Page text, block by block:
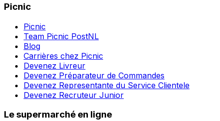
Picnic
Picnic
Team Picnic PostNL
Blog
Carrières chez Picnic
Devenez Livreur
Devenez Préparateur de Commandes
Devenez Representante du Service Clientele
Devenez Recruteur Junior
Le supermarché en ligne